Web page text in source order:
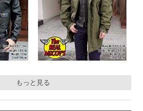
もっと見る